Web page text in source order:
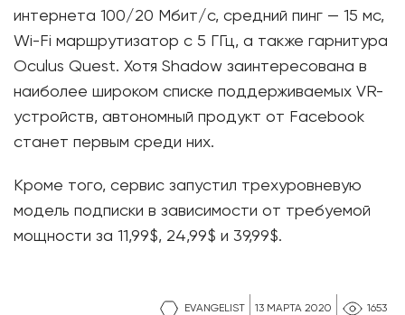
EVANGELIST 13 МАРТА 2020 1653
интернета 100/20 Мбит/с, средний пинг — 15 мс,
Wi-Fi маршрутизатор с 5 ГГц, а также гарнитура
Oculus Quest. Хотя Shadow заинтересована в
наиболее широком списке поддерживаемых VR-
устройств, автономный продукт от Facebook
станет первым среди них.
Кроме того, сервис запустил трехуровневую
модель подписки в зависимости от требуемой
мощности за 11,99$, 24,99$ и 39,99$.